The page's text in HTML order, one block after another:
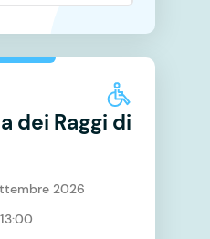
dei Raggi di
2026